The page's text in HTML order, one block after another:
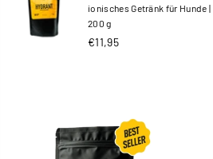
ionisches Getränk für Hunde |
200 g
Normaler
€11,95